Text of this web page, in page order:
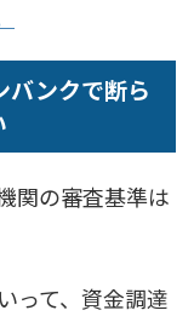
バンクで断ら
関の審査基準は
って、資金調達